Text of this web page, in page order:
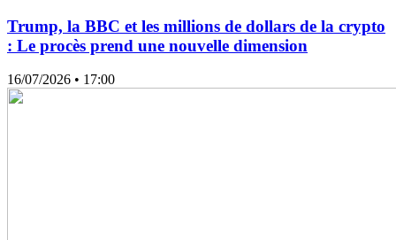
Trump, la BBC et les millions de dollars de la crypto
: Le procès prend une nouvelle dimension
16/07/2026 • 17:00